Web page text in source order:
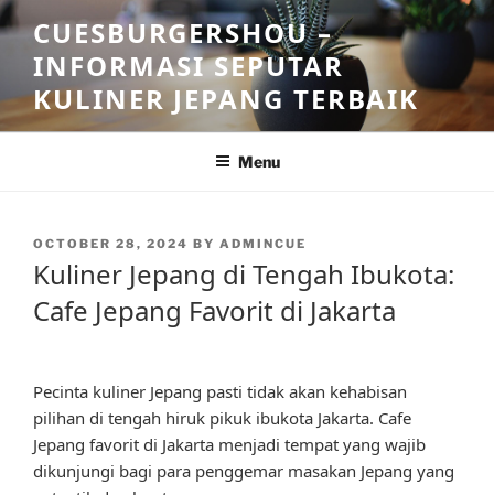
Skip
to
content
CUESBURGERSHOU –
INFORMASI SEPUTAR
KULINER JEPANG TERBAIK
Menu
POSTED
OCTOBER 28, 2024 BY ADMINCUE
Kuliner Jepang di Tengah Ibukota:
Cafe Jepang Favorit di Jakarta
Pecinta kuliner Jepang pasti tidak akan kehabisan
pilihan di tengah hiruk pikuk ibukota Jakarta. Cafe
Jepang favorit di Jakarta menjadi tempat yang wajib
dikunjungi bagi para penggemar masakan Jepang yang